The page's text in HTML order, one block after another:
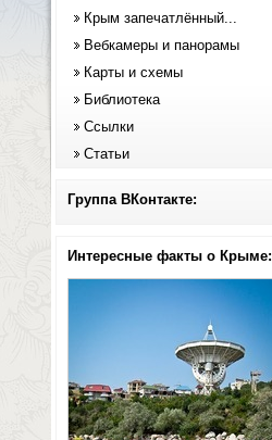
Крым запечатлённый...
Вебкамеры и панорамы
Карты и схемы
Библиотека
Ссылки
Статьи
Группа ВКонтакте:
Интересные факты о Крыме: